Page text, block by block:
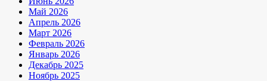
Май 2026
Апрель 2026
Март 2026
Февраль 2026
Январь 2026
Декабрь 2025
Ноябрь 2025